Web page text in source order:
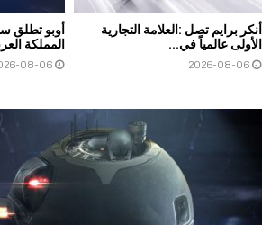
أنكر برايم تصل :العلامة التجارية
الأولى عالمياً في...
2026-08-06
المملكة
08-06